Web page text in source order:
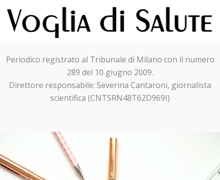
Periodico registrato al Tribunale di Milano con il numero
289 del 10 giugno 2009.
Direttore responsabile: Severina Cantaroni, giornalista
scientifica (CNTSRN48T62D969I)